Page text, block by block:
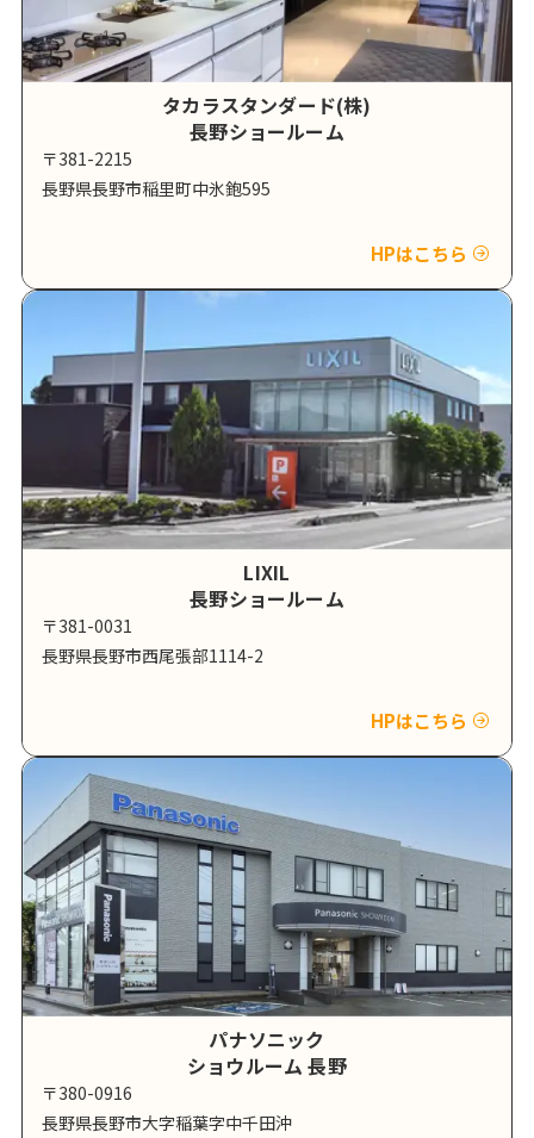
タカラスタンダード(株)
長野ショールーム
〒381-2215
長野県長野市稲里町中氷鉋595
HPはこちら
LIXIL
長野ショールーム
〒381-0031
長野県長野市西尾張部1114-2
HPはこちら
パナソニック
ショウルーム 長野
〒380-0916
長野県長野市大字稲葉字中千田沖